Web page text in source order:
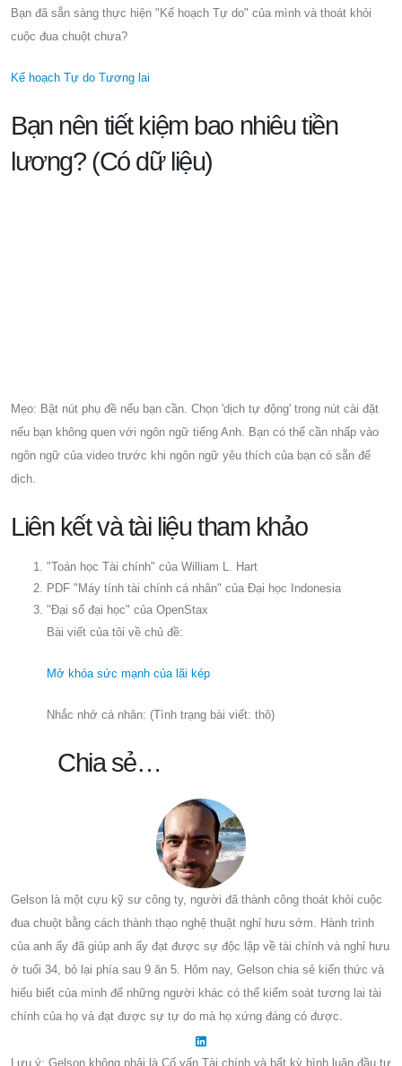
Bạn đã sẵn sàng thực hiện "Kế hoạch Tự do" của mình và thoát khỏi
cuộc đua chuột chưa?
Kế hoạch Tự do Tương lai
Bạn nên tiết kiệm bao nhiêu tiền
lương? (Có dữ liệu)
Mẹo: Bật nút phụ đề nếu bạn cần. Chọn 'dịch tự động' trong nút cài đặt
nếu bạn không quen với ngôn ngữ tiếng Anh. Bạn có thể cần nhấp vào
ngôn ngữ của video trước khi ngôn ngữ yêu thích của bạn có sẵn để
dịch.
Liên kết và tài liệu tham khảo
"Toán học Tài chính" của William L. Hart
PDF "Máy tính tài chính cá nhân" của Đại học Indonesia
"Đại số đại học" của OpenStax
Bài viết của tôi về chủ đề:
Mở khóa sức mạnh của lãi kép
Nhắc nhở cá nhân: (Tình trạng bài viết: thô)
Chia sẻ…
Gelson là một cựu kỹ sư công ty, người đã thành công thoát khỏi cuộc
đua chuột bằng cách thành thạo nghệ thuật nghỉ hưu sớm. Hành trình
của anh ấy đã giúp anh ấy đạt được sự độc lập về tài chính và nghỉ hưu
ở tuổi 34, bỏ lại phía sau 9 ăn 5. Hôm nay, Gelson chia sẻ kiến thức và
hiểu biết của mình để những người khác có thể kiểm soát tương lai tài
chính của họ và đạt được sự tự do mà họ xứng đáng có được.
Lưu ý: Gelson không phải là Cố vấn Tài chính và bất kỳ bình luận đầu tư